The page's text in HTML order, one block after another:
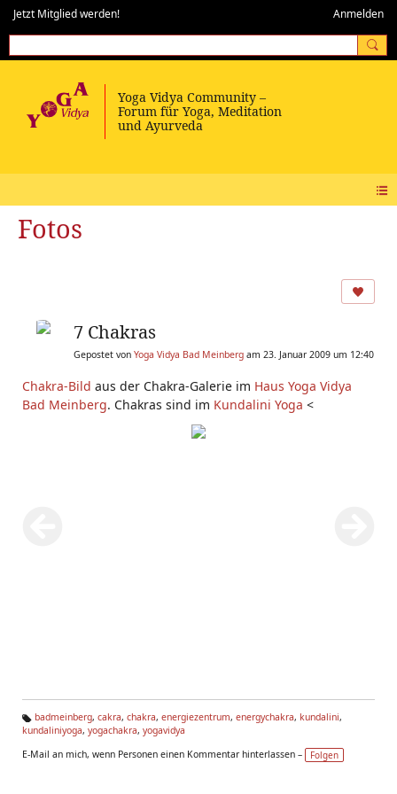
Jetzt Mitglied werden! Anmelden
Fotos
7 Chakras
Gepostet von Yoga Vidya Bad Meinberg am 23. Januar 2009 um 12:40
Chakra-Bild aus der Chakra-Galerie im Haus Yoga Vidya
Bad Meinberg. Chakras sind im Kundalini Yoga <
Ta
s:
badmeinberg, cakra, chakra, energiezentrum, energychakra, kundalini,
kundaliniyoga, yogachakra, yogavidya
E-Mail an mich, wenn Personen einen Kommentar hinterlassen –
Folgen